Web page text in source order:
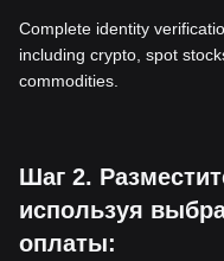
Complete identity
including crypto, spot
commodities.
Шаг 2.
используя
оплаты: